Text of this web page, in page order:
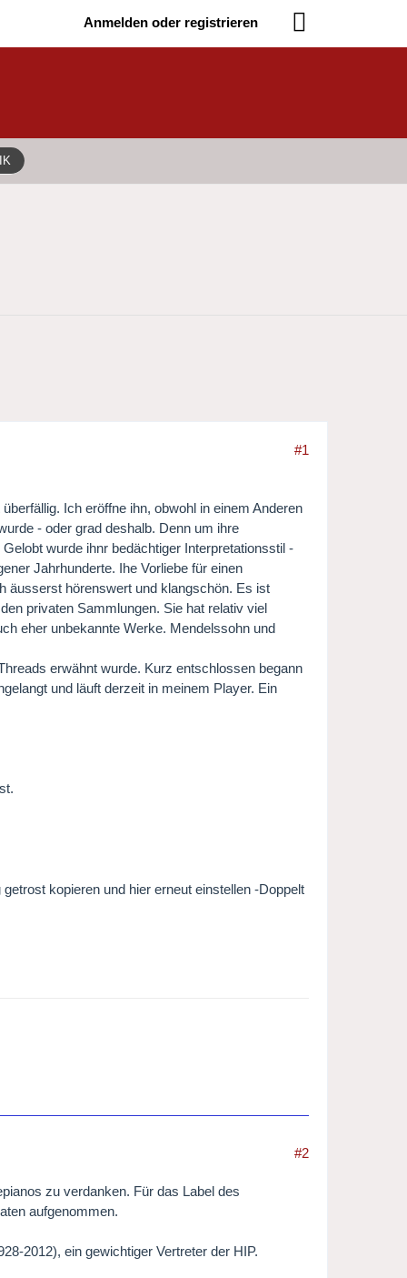
Anmelden oder registrieren
#1
Ich eröffne ihn, obwohl in einem Anderen
- oder grad deshalb. Denn um ihre
wurde ihnr bedächtiger Interpretationsstil -
Jahrhunderte. Ihe Vorliebe für einen
äusserst hörenswert und klangschön. Es ist
privaten Sammlungen. Sie hat relativ viel
eher unbekannte Werke. Mendelssohn und
erwähnt wurde. Kurz entschlossen begann
und läuft derzeit in meinem Player. Ein
kopieren und hier erneut einstellen -Doppelt
#2
zu verdanken. Für das Label des
aufgenommen.
2012), ein gewichtiger Vertreter der HIP.